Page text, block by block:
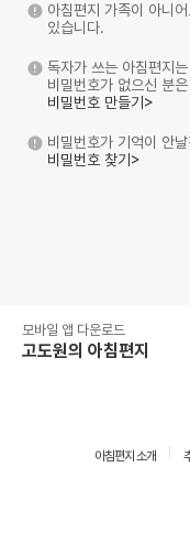
아침편지 가족이 아니
있습니다.
독자가 쓰는 아침편지
비밀번호가 없으신 분
비밀번호 만들기>
비밀번호가 기억이 안
비밀번호 찾기>
모바일 앱 다운로드
고도원의 아침편지
아침편지 소개